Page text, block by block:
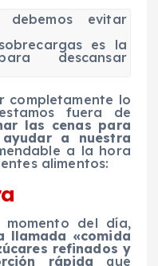
es la
descansar
completamente lo
fuera de
las cenas para
a nuestra
a la hora
alimentos:
del día,
llamada «comida
refinados y
rápida que